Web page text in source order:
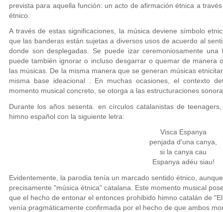
prevista para aquella función: un acto de afirmación étnica a
étnico.
A través de estas significaciones, la música deviene símbolo
que las banderas están sujetas a diversos usos de acuerdo al
donde son desplegadas. Se puede izar ceremoniosamente
puede también ignorar o incluso desgarrar o quemar de manera
las músicas. De la misma manera que se generan músicas
misma base ideacional . En muchas ocasiones, el contexto
momento musical concreto, se otorga a las estructuraciones
Durante los años sesenta. en círculos catalanistas de
himno español con la siguiente letra:
Visca Espanya
penjada d'una canya,
si la canya cau
Espanya adéu siau!
Evidentemente, la parodia tenía un marcado sentido étnico,
precisamente "música étnica" catalana. Este momento musical
que el hecho de entonar el entonces prohibido himno catalán de
venía pragmáticamente confirmada por el hecho de que ambos